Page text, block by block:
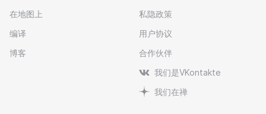
在地图上
编译
博客
私隐政策
用户协议
合作伙伴
我们是VKontakte
我们在禅